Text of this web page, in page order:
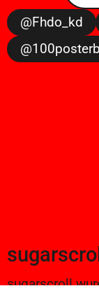
@fhdo_kd
sugarscroll
sugarscroll